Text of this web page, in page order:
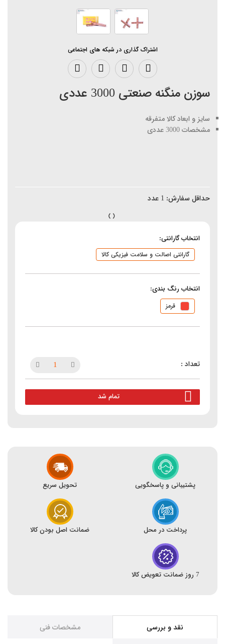
اشتراک گذاری در شبکه های اجتماعی
سوزن منگنه صنعتی 3000 عددی
سایز و ابعاد کالا متفرقه
مشخصات 3000 عددی
حداقل سفارش: 1 عدد
انتخاب گارانتی:
گارانتی اصالت و سلامت فیزیکی کالا
انتخاب رنگ بندی:
قرمز
تمام شد
پشتیبانی و پاسخگویی تحویل سریع
پرداخت در محل ضمانت اصل بودن کالا
7 روز ضمانت تعویض کالا
نقد و بررسی مشخصات فنی